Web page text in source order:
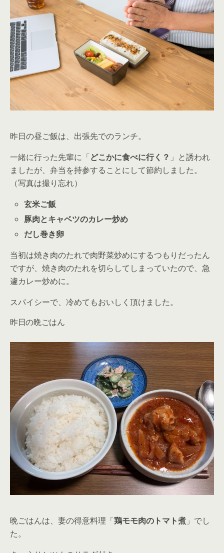
昨日の昼ご飯は、出張先でのランチ。
一緒に行った先輩に「どこかに食べに行く？ 」と誘われ
ましたが、弁当を持参することにして節約しました。
（写真は撮り忘れ）
玄米ご飯
豚肉とキャベツのカレー炒め
だし巻き卵
当初は焼き肉のたれで肉野菜炒めにするつもりだったん
ですが、焼き肉のたれを切らしてしまっていたので、急
遽カレー炒めに。
スパイシーで、冷めてもおいしく頂けました。
昨日の晩ごはん
晩ごはんは、妻の得意料理「鶏モモ肉のトマト煮 」でし
た。